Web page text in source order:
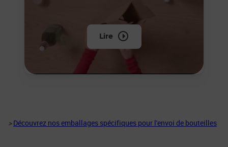
Lire
>Découvrez nos emballages spécifiques pour l'envoi de bouteilles